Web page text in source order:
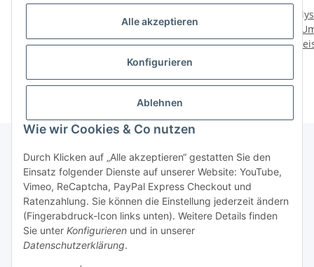
Alle akzeptieren
Konfigurieren
Ablehnen
Wie wir Cookies & Co nutzen
Durch Klicken auf „Alle akzeptieren“ gestatten Sie den
Einsatz folgender Dienste auf unserer Website: YouTube,
Vimeo, ReCaptcha, PayPal Express Checkout und
Ratenzahlung. Sie können die Einstellung jederzeit ändern
(Fingerabdruck-Icon links unten). Weitere Details finden
Sie unter Konfigurieren und in unserer
Datenschutzerklärung.
15mm Standard
Preise nach Anmeldung
Umhängeleine 20mm
Preise nach Anmeldung
sichtbar
Informationen
Gesetzliche Informationen
* Alle Preise zzgl. gesetzlicher USt.